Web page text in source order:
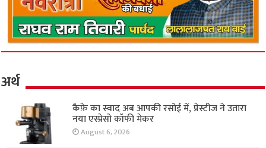
अर्थ
कैफ़े का स्वाद अब आपकी रसोई में, प्रेस्टीज ने उतारा
नया एस्प्रेसो कॉफी मेकर
August 6, 2026